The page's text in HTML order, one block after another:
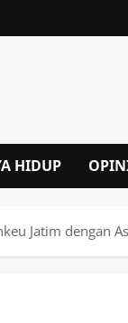
HIDUP
Jatim dengan